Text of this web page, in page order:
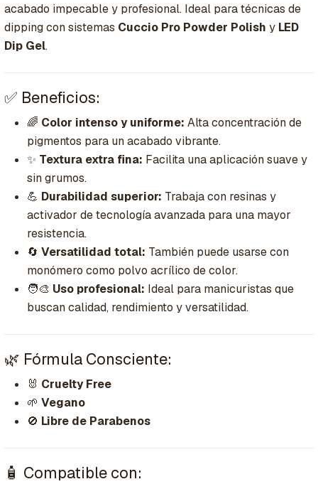
acabado impecable y profesional. Ideal para técnicas de
dipping con sistemas Cuccio Pro Powder Polish y LED
Dip Gel.
✅ Beneficios:
🌈 Color intenso y uniforme: Alta concentración de
pigmentos para un acabado vibrante.
✨ Textura extra fina: Facilita una aplicación suave y
sin grumos.
💪 Durabilidad superior: Trabaja con resinas y
activador de tecnología avanzada para una mayor
resistencia.
🔄 Versatilidad total: También puede usarse con
monómero como polvo acrílico de color.
🧑‍🎨 Uso profesional: Ideal para manicuristas que
buscan calidad, rendimiento y versatilidad.
🌿 Fórmula Consciente:
🐰 Cruelty Free
🌱 Vegano
🚫 Libre de Parabenos
🧴 Compatible con: